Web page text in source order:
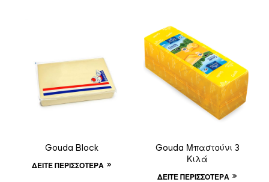
Gouda Block
ΔΕΊΤΕ ΠΕΡΙΣΣΌΤΕΡΑ
Gouda Μπαστούνι 3
Κιλά
ΔΕΊΤΕ ΠΕΡΙΣΣΌΤΕΡΑ